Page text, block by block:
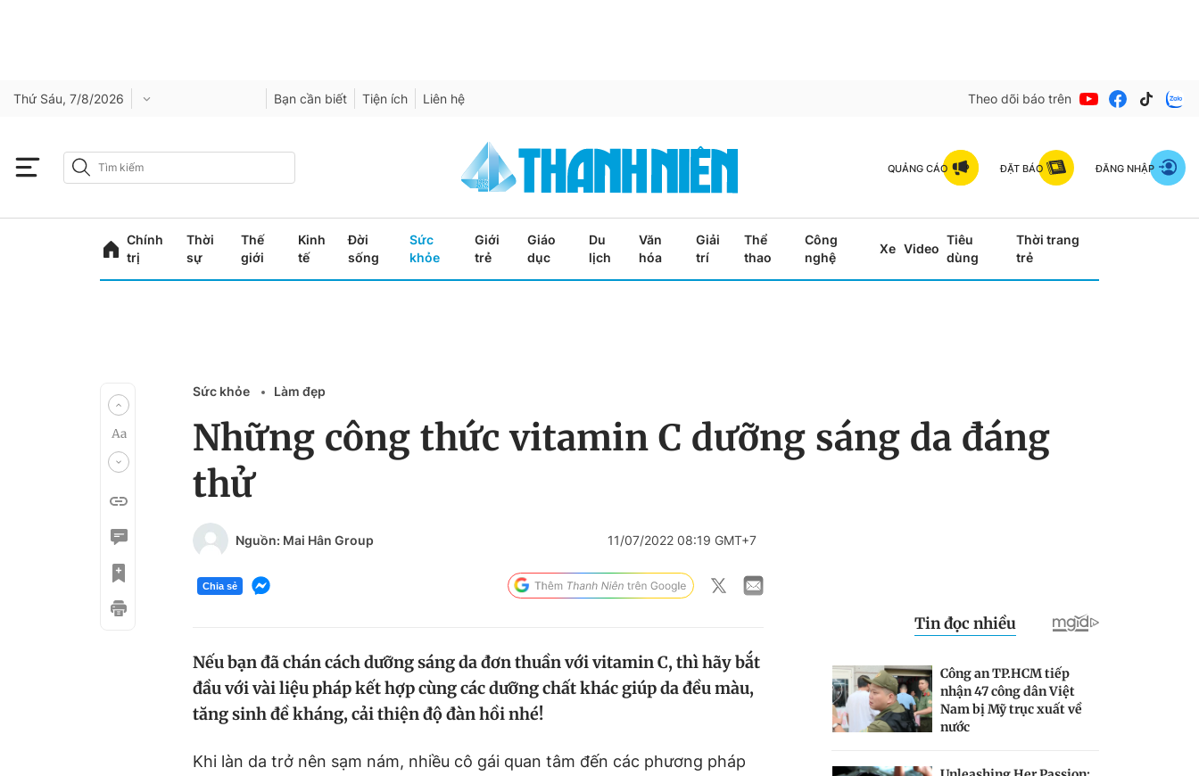
Thứ Sáu, 7/8/2026 Bạn cần biết Tiện ích Liên hệ Theo dõi báo trên
QUẢNG CÁO ĐẶT BÁO ĐĂNG NHẬP
Chính
trị
Thời
sự
Thế
giới
Kinh
tế
Đời
sống
Sức
khỏe
Giới
trẻ
Giáo
dục
Du
lịch
Văn
hóa
Giải
trí
Thể
thao
Công
nghệ
Xe Video
Tiêu
dùng
Thời trang
trẻ
Sức khỏe Làm đẹp
Những công thức vitamin C dưỡng sáng da đáng
thử
Nguồn: Mai Hân Group 11/07/2022 08:19 GMT+7
Chia sẻ
Nếu bạn đã chán cách dưỡng sáng da đơn thuần với vitamin C, thì hãy bắt
đầu với vài liệu pháp kết hợp cùng các dưỡng chất khác giúp da đều màu,
tăng sinh đề kháng, cải thiện độ đàn hồi nhé!
Khi làn da trở nên sạm nám, nhiều cô gái quan tâm đến các phương pháp